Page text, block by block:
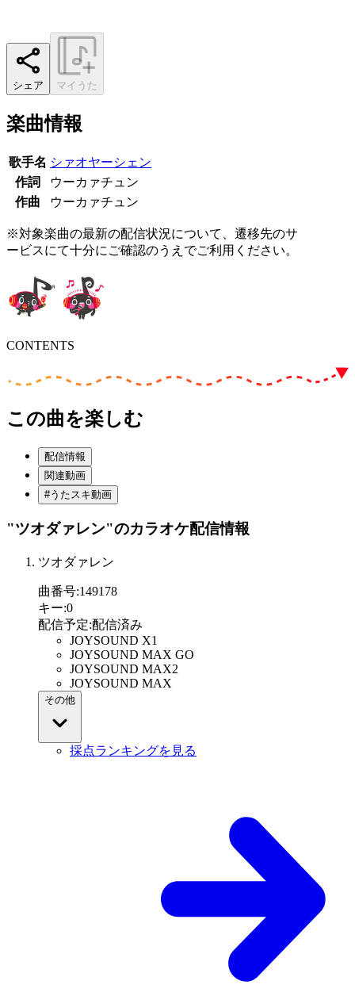
シェア マイうた
楽曲情報
歌手名 シァオヤーシェン
作詞
ウーカァチュン
作曲
ウーカァチュン
※対象楽曲の最新の配信状況について、遷移先のサ
ービスにて十分にご確認のうえでご利用ください。
CONTENTS
この曲を楽しむ
配信情報
関連動画
#うたスキ動画
"ツオダァレン"のカラオケ配信情報
ツオダァレン
曲番号:149178
キー:0
配信予定:配信済み
JOYSOUND X1
JOYSOUND MAX GO
JOYSOUND MAX2
JOYSOUND MAX
その他
採点ランキングを見る